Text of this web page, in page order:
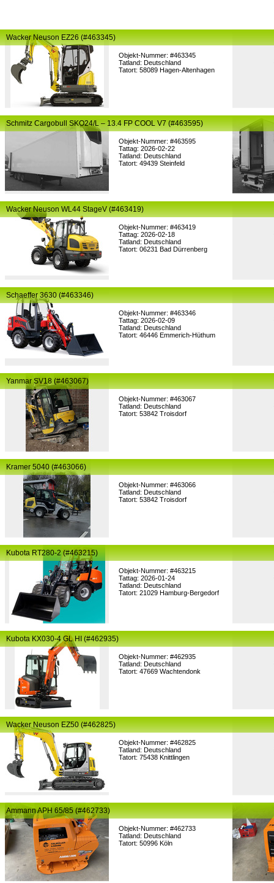
Objekt-Nummer: #463345
Tatland: Deutschland
Tatort: 58089 Hagen-Altenhagen
Wacker Neuson EZ26 (#463345)
Objekt-Nummer: #463595
Tattag: 2026-02-22
Tatland: Deutschland
Tatort: 49439 Steinfeld
Schmitz Cargobull SKO24/L – 13.4 FP COOL V7 (#463595)
Objekt-Nummer: #463419
Tattag: 2026-02-18
Tatland: Deutschland
Tatort: 06231 Bad Dürrenberg
Wacker Neuson WL44 StageV (#463419)
Objekt-Nummer: #463346
Tattag: 2026-02-09
Tatland: Deutschland
Tatort: 46446 Emmerich-Hüthum
Schaeffer 3630 (#463346)
Objekt-Nummer: #463067
Tatland: Deutschland
Tatort: 53842 Troisdorf
Yanmar SV18 (#463067)
Objekt-Nummer: #463066
Tatland: Deutschland
Tatort: 53842 Troisdorf
Kramer 5040 (#463066)
Objekt-Nummer: #463215
Tattag: 2026-01-24
Tatland: Deutschland
Tatort: 21029 Hamburg-Bergedorf
Kubota RT280-2 (#463215)
Objekt-Nummer: #462935
Tatland: Deutschland
Tatort: 47669 Wachtendonk
Kubota KX030-4 GL HI (#462935)
Objekt-Nummer: #462825
Tatland: Deutschland
Tatort: 75438 Knittlingen
Wacker Neuson EZ50 (#462825)
Objekt-Nummer: #462733
Tatland: Deutschland
Tatort: 50996 Köln
Ammann APH 65/85 (#462733)